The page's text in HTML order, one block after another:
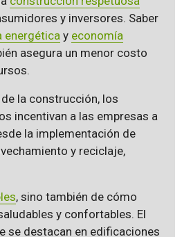
y inversores. Saber
energéticay economía
asegura un menor costo
la construcción, los
incentivan a las empresas a
la implementación de
y reciclaje,
, sino también de cómo
y confortables. El
se destacan en edificaciones